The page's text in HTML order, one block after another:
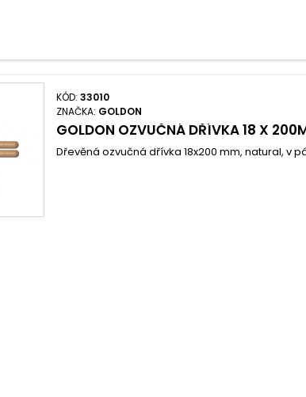
KÓD:33010
ZNAČKA: GOLDON
GOLDON OZVUČNÁ DŘÍVKA 18 X
Dřevěná ozvučná dřívka 18x200 mm, natural, v